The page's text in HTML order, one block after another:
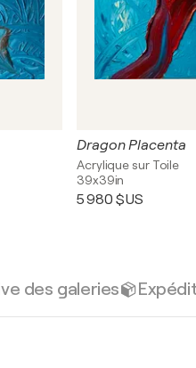
Dragon Placenta
Acrylique sur Toile
39x39in
5 980 $US
des galeries